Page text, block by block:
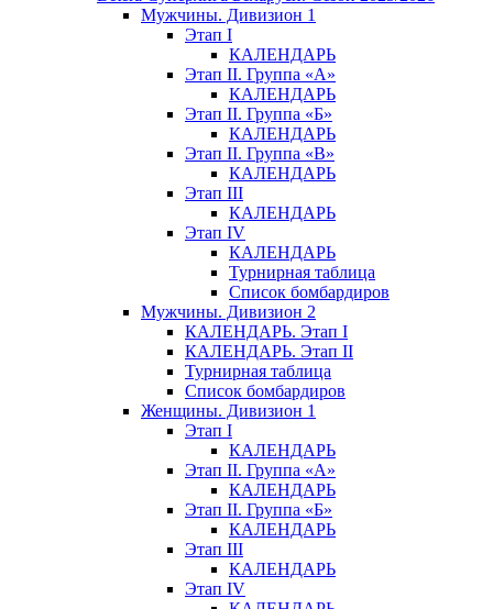
Мужчины. Дивизион 1
Этап I
КАЛЕНДАРЬ
Этап II. Группа «А»
КАЛЕНДАРЬ
Этап II. Группа «Б»
КАЛЕНДАРЬ
Этап II. Группа «В»
КАЛЕНДАРЬ
Этап III
КАЛЕНДАРЬ
Этап IV
КАЛЕНДАРЬ
Турнирная таблица
Список бомбардиров
Мужчины. Дивизион 2
КАЛЕНДАРЬ. Этап I
КАЛЕНДАРЬ. Этап II
Турнирная таблица
Список бомбардиров
Женщины. Дивизион 1
Этап I
КАЛЕНДАРЬ
Этап II. Группа «А»
КАЛЕНДАРЬ
Этап II. Группа «Б»
КАЛЕНДАРЬ
Этап III
КАЛЕНДАРЬ
Этап IV